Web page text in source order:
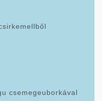
csemegeuborkával